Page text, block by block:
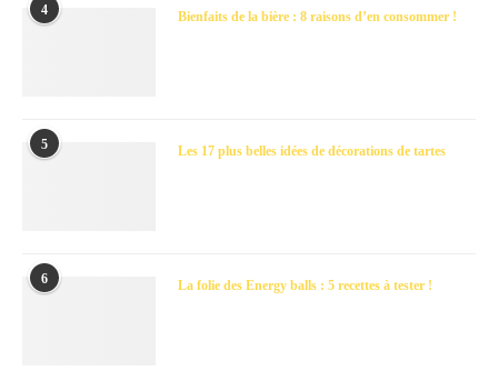
4 Bienfaits de la bière : 8 raisons d’en consommer !
5 Les 17 plus belles idées de décorations de tartes
6 La folie des Energy balls : 5 recettes à tester !